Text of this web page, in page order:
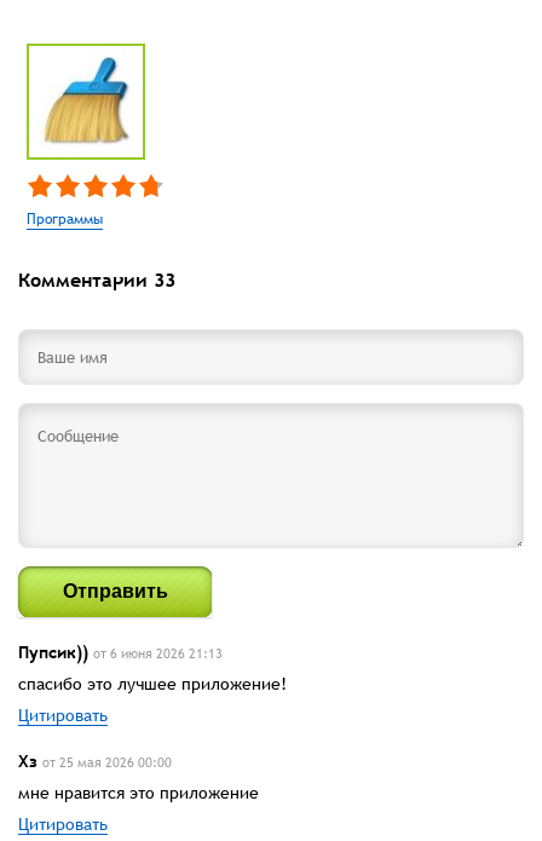
Программы
Комментарии 33
Отправить
Пупсик)) от 6 июня 2026 21:13
спасибо это лучшее приложение!
Цитировать
Хз от 25 мая 2026 00:00
мне нравится это приложение
Цитировать